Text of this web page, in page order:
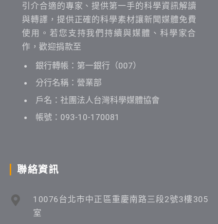
引介合適的專家、提供第一手的科學資訊解讀
與轉譯，提供正確的科學素材讓新聞媒體免費
使用。若您支持我們持續與媒體、科學家合
作，歡迎捐款至
銀行轉帳：第一銀行（007）
分行名稱：營業部
戶名：社團法人台灣科學媒體協會
帳號：093-10-170081
聯絡資訊
10076台北市中正區重慶南路三段2號3樓305
室